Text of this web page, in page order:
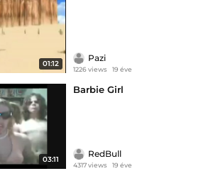
01:12
Pazi
1226 views 19 éve
03:11
Barbie Girl
RedBull
4317 views 19 éve